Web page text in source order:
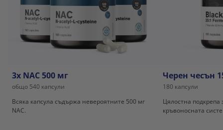
3x NAC 500 мг
общо 540 капсули
Всяка капсула съдържа невероятните 500 мг
NAC.
Черен чесън
180 капсули
Цялостна
кръвоносната